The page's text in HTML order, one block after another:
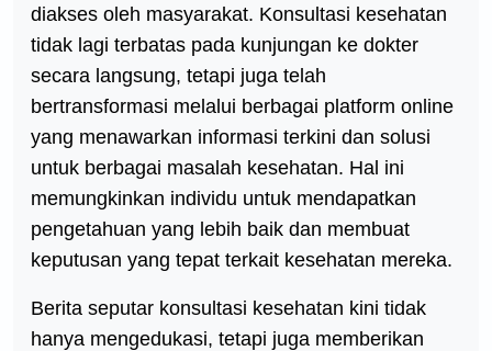
diakses oleh masyarakat. Konsultasi kesehatan
tidak lagi terbatas pada kunjungan ke dokter
secara langsung, tetapi juga telah
bertransformasi melalui berbagai platform online
yang menawarkan informasi terkini dan solusi
untuk berbagai masalah kesehatan. Hal ini
memungkinkan individu untuk mendapatkan
pengetahuan yang lebih baik dan membuat
keputusan yang tepat terkait kesehatan mereka.
Berita seputar konsultasi kesehatan kini tidak
hanya mengedukasi, tetapi juga memberikan